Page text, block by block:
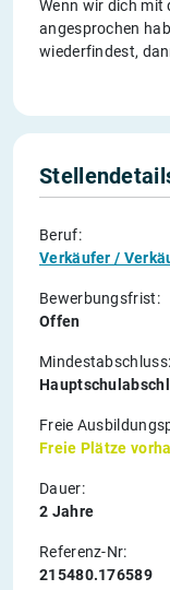
Wenn wir dich mit
angesprochen
wiederfindest,
Beruf:
Verkäufer /
Bewerbungsfrist:
Offen
Mindestabschluss:
Freie
Freie Plätze
Dauer:
2 Jahre
Referenz-Nr:
215480.176589